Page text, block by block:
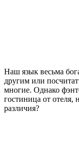
Наш язык весьма
другим или
многие. Однако
гостиница от
различия?